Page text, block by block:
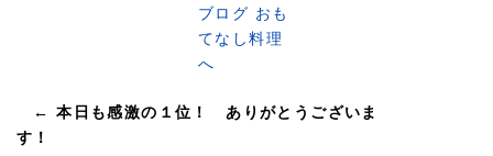
← 本日も感激の１位！ ありがとうございま
す！